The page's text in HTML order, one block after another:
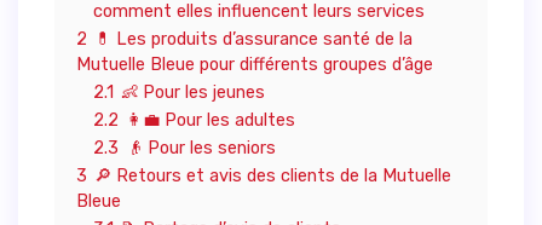
comment elles influencent leurs services
2
💊 Les produits d’assurance santé de la
Mutuelle Bleue pour différents groupes d’âge
2.1 👶 Pour les jeunes
2.2 👩‍💼 Pour les adultes
2.3
👴 Pour les seniors
3 🔎 Retours et avis des clients de la Mutuelle
Bleue